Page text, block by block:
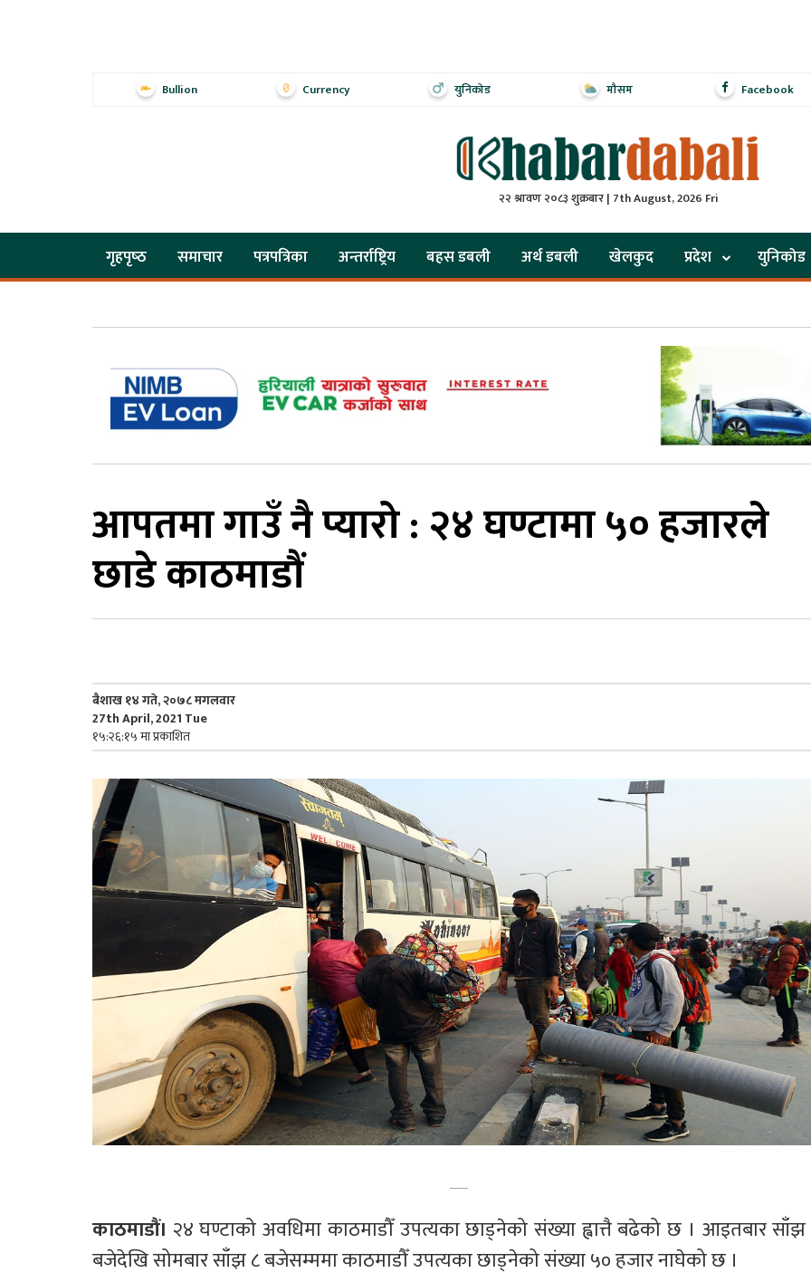
Bullion Currency युनिकोड मौसम Facebook
२२ श्रावण २०८३ शुक्रबार | 7th August, 2026 Fri
गृहपृष्‍ठ समाचार पत्रपत्रिका अन्तर्राष्ट्रिय बहस डबली अर्थ डबली खेलकुद प्रदेश युनिकोड
आपतमा गाउँ नै प्यारो : २४ घण्टामा ५० हजारले
छाडे काठमाडौं
बैशाख १४ गते, २०७८ मगलवार
27th April, 2021 Tue
१५:२६:१५ मा प्रकाशित
काठमाडौं। २४ घण्टाको अवधिमा काठमाडौँ उपत्यका छाड्‍नेको संख्या ह्वात्तै बढेको छ । आइतबार
बजेदेखि सोमबार साँझ ८ बजेसम्‍ममा काठमाडौँ उपत्यका छाड्‍नेको संख्या ५० हजार नाघेको छ ।